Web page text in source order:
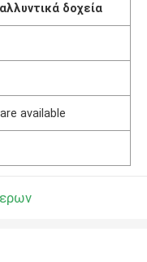
δοχεία
available